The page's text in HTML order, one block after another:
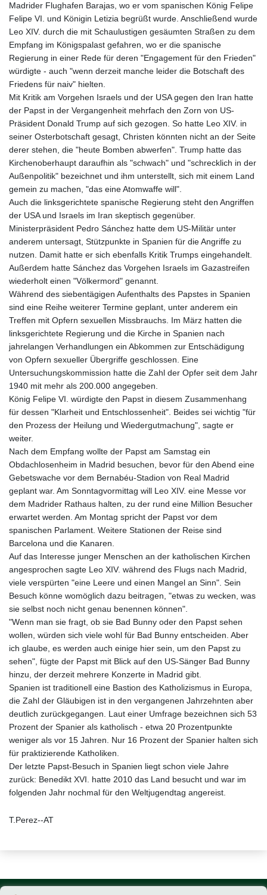
Madrider Flughafen Barajas, wo er vom spanischen König Felipe
Felipe VI. und Königin Letizia begrüßt wurde. Anschließend wurde
Leo XIV. durch die mit Schaulustigen gesäumten Straßen zu dem
Empfang im Königspalast gefahren, wo er die spanische
Regierung in einer Rede für deren "Engagement für den Frieden"
würdigte - auch "wenn derzeit manche leider die Botschaft des
Friedens für naiv" hielten.
Mit Kritik am Vorgehen Israels und der USA gegen den Iran hatte
der Papst in der Vergangenheit mehrfach den Zorn von US-
Präsident Donald Trump auf sich gezogen. So hatte Leo XIV. in
seiner Osterbotschaft gesagt, Christen könnten nicht an der Seite
derer stehen, die "heute Bomben abwerfen". Trump hatte das
Kirchenoberhaupt daraufhin als "schwach" und "schrecklich in der
Außenpolitik" bezeichnet und ihm unterstellt, sich mit einem Land
gemein zu machen, "das eine Atomwaffe will".
Auch die linksgerichtete spanische Regierung steht den Angriffen
der USA und Israels im Iran skeptisch gegenüber.
Ministerpräsident Pedro Sánchez hatte dem US-Militär unter
anderem untersagt, Stützpunkte in Spanien für die Angriffe zu
nutzen. Damit hatte er sich ebenfalls Kritik Trumps eingehandelt.
Außerdem hatte Sánchez das Vorgehen Israels im Gazastreifen
wiederholt einen "Völkermord" genannt.
Während des siebentägigen Aufenthalts des Papstes in Spanien
sind eine Reihe weiterer Termine geplant, unter anderem ein
Treffen mit Opfern sexuellen Missbrauchs. Im März hatten die
linksgerichtete Regierung und die Kirche in Spanien nach
jahrelangen Verhandlungen ein Abkommen zur Entschädigung
von Opfern sexueller Übergriffe geschlossen. Eine
Untersuchungskommission hatte die Zahl der Opfer seit dem Jahr
1940 mit mehr als 200.000 angegeben.
König Felipe VI. würdigte den Papst in diesem Zusammenhang
für dessen "Klarheit und Entschlossenheit". Beides sei wichtig "für
den Prozess der Heilung und Wiedergutmachung", sagte er
weiter.
Nach dem Empfang wollte der Papst am Samstag ein
Obdachlosenheim in Madrid besuchen, bevor für den Abend eine
Gebetswache vor dem Bernabéu-Stadion von Real Madrid
geplant war. Am Sonntagvormittag will Leo XIV. eine Messe vor
dem Madrider Rathaus halten, zu der rund eine Million Besucher
erwartet werden. Am Montag spricht der Papst vor dem
spanischen Parlament. Weitere Stationen der Reise sind
Barcelona und die Kanaren.
Auf das Interesse junger Menschen an der katholischen Kirchen
angesprochen sagte Leo XIV. während des Flugs nach Madrid,
viele verspürten "eine Leere und einen Mangel an Sinn". Sein
Besuch könne womöglich dazu beitragen, "etwas zu wecken, was
sie selbst noch nicht genau benennen können".
"Wenn man sie fragt, ob sie Bad Bunny oder den Papst sehen
wollen, würden sich viele wohl für Bad Bunny entscheiden. Aber
ich glaube, es werden auch einige hier sein, um den Papst zu
sehen", fügte der Papst mit Blick auf den US-Sänger Bad Bunny
hinzu, der derzeit mehrere Konzerte in Madrid gibt.
Spanien ist traditionell eine Bastion des Katholizismus in Europa,
die Zahl der Gläubigen ist in den vergangenen Jahrzehnten aber
deutlich zurückgegangen. Laut einer Umfrage bezeichnen sich 53
Prozent der Spanier als katholisch - etwa 20 Prozentpunkte
weniger als vor 15 Jahren. Nur 16 Prozent der Spanier halten sich
für praktizierende Katholiken.
Der letzte Papst-Besuch in Spanien liegt schon viele Jahre
zurück: Benedikt XVI. hatte 2010 das Land besucht und war im
folgenden Jahr nochmal für den Weltjugendtag angereist.
T.Perez--AT